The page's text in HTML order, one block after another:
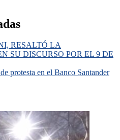
RESALTÓ LA
SU DISCURSO POR EL 9 DE
protesta en el Banco Santander